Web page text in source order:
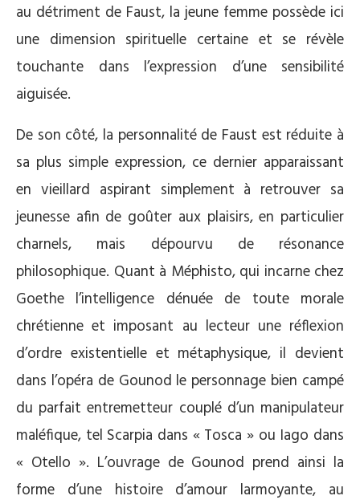
au détriment de Faust, la jeune femme possède ici
une dimension spirituelle certaine et se révèle
touchante dans l’expression d’une sensibilité
aiguisée.
De son côté, la personnalité de Faust est réduite à
sa plus simple expression, ce dernier apparaissant
en vieillard aspirant simplement à retrouver sa
jeunesse afin de goûter aux plaisirs, en particulier
charnels, mais dépourvu de résonance
philosophique. Quant à Méphisto, qui incarne chez
Goethe l’intelligence dénuée de toute morale
chrétienne et imposant au lecteur une réflexion
d’ordre existentielle et métaphysique, il devient
dans l’opéra de Gounod le personnage bien campé
du parfait entremetteur couplé d’un manipulateur
maléfique, tel Scarpia dans « Tosca » ou Iago dans
« Otello ». L’ouvrage de Gounod prend ainsi la
forme d’une histoire d’amour larmoyante, au